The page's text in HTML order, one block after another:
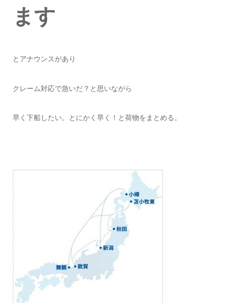
ます
とアナウンスがあり
クレーム対応で急いだ？と思いながら
早く下船したい。とにかく早く！と荷物をまとめる。